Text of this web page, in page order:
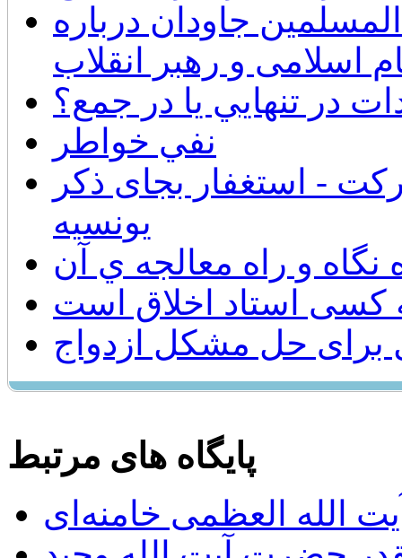
جاودان درباره
اسلامی و رهبر انقلاب
در تنهايي يا در جمع؟
نفي خواطر
- استغفار بجای ذکر
یونسیه
نگاه و راه معالجه ي آن
کسی استاد اخلاق است
برای حل مشکل ازدواج
پایگاه های مرتبط
الله العظمی خامنه‌ای